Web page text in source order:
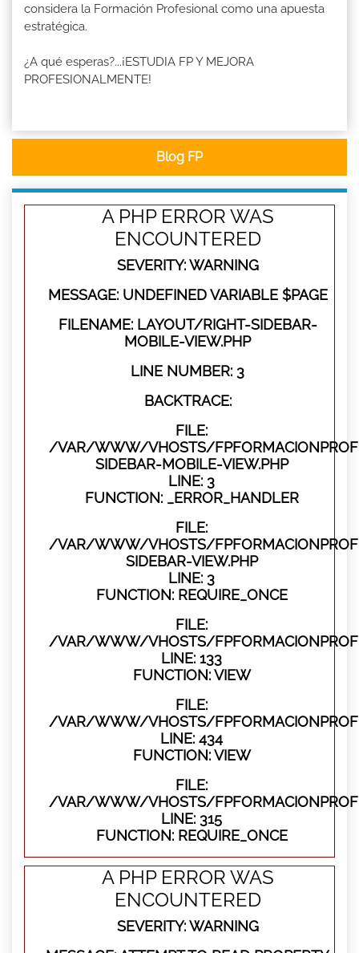
considera la Formación Profesional como una apuesta
estratégica.
¿A qué esperas?...¡ESTUDIA FP Y MEJORA
PROFESIONALMENTE!
Blog FP
A PHP ERROR WAS
ENCOUNTERED
SEVERITY: WARNING
MESSAGE: UNDEFINED VARIABLE $PAGE
FILENAME: LAYOUT/RIGHT-SIDEBAR-
MOBILE-VIEW.PHP
LINE NUMBER: 3
BACKTRACE:
FILE:
/VAR/WWW/VHOSTS/
SIDEBAR-MOBILE-VIEW.PHP
LINE: 3
FUNCTION: _ERROR_HANDLER
FILE:
/VAR/WWW/VHOSTS/
SIDEBAR-VIEW.PHP
LINE: 3
FUNCTION: REQUIRE_ONCE
FILE:
/VAR/WWW/VHOSTS/
LINE: 133
FUNCTION: VIEW
FILE:
/VAR/WWW/VHOSTS/
LINE: 434
FUNCTION: VIEW
FILE:
/VAR/WWW/VHOSTS/
LINE: 315
FUNCTION: REQUIRE_ONCE
A PHP ERROR WAS
ENCOUNTERED
SEVERITY: WARNING